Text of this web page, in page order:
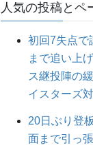
人気の投稿とペ
初回7失点で
まで追い上
ス継投陣の
イスターズ
20日ぶり登
面まで引っ